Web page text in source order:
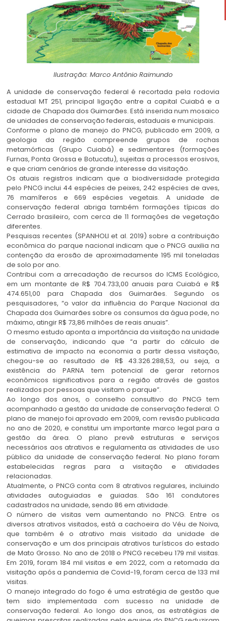
Ilustração: Marco Antônio Raimundo
A unidade de conservação federal é recortada pela rodovia
estadual MT 251, principal ligação entre a capital Cuiabá e a
cidade de Chapada dos Guimarães. Está inserida num mosaico
de unidades de conservação federais, estaduais e municipais.
Conforme o plano de manejo do PNCG, publicado em 2009, a
geologia da região compreende grupos de rochas
metamórficas (Grupo Cuiabá) e sedimentares (formações
Furnas, Ponta Grossa e Botucatu), sujeitas a processos erosivos,
e que criam cenários de grande interesse da visitação.
Os atuais registros indicam que a biodiversidade protegida
pelo PNCG inclui 44 espécies de peixes, 242 espécies de aves,
76 mamíferos e 669 espécies vegetais. A unidade de
conservação federal abriga também formações típicas do
Cerrado brasileiro, com cerca de 11 formações de vegetação
diferentes.
Pesquisas recentes (SPANHOLI et al. 2019) sobre a contribuição
econômica do parque nacional indicam que o PNCG auxilia na
contenção da erosão de aproximadamente 195 mil toneladas
de solo por ano.
Contribui com a arrecadação de recursos do ICMS Ecológico,
em um montante de R$ 704.733,00 anuais para Cuiabá e R$
474.651,00 para Chapada dos Guimarães. Segundo os
pesquisadores, “o valor da influência do Parque Nacional da
Chapada dos Guimarães sobre os consumos da água pode, no
máximo, atingir R$ 73,86 milhões de reais anuais”.
O mesmo estudo aponta a importância da visitação na unidade
de conservação, indicando que “a partir do cálculo de
estimativa de impacto na economia a partir dessa visitação,
chegou-se ao resultado de R$ 43.326.288,53, ou seja, a
existência do PARNA tem potencial de gerar retornos
econômicos significativos para a região através de gastos
realizados por pessoas que visitam o parque”.
Ao longo dos anos, o conselho consultivo do PNCG tem
acompanhado a gestão da unidade de conservação federal. O
plano de manejo foi aprovado em 2009, com revisão publicada
no ano de 2020, e constitui um importante marco legal para a
gestão da área. O plano prevê estruturas e serviços
necessários aos atrativos e regulamenta as atividades de uso
público da unidade de conservação federal. No plano foram
estabelecidas regras para a visitação e atividades
relacionadas.
Atualmente, o PNCG conta com 8 atrativos regulares, incluindo
atividades autoguiadas e guiadas. São 161 condutores
cadastrados na unidade, sendo 86 em atividade.
O número de visitas vem aumentando no PNCG. Entre os
diversos atrativos visitados, está a cachoeira do Véu de Noiva,
que também é o atrativo mais visitado da unidade de
conservação e um dos principais atrativos turísticos do estado
de Mato Grosso. No ano de 2018 o PNCG recebeu 179 mil visitas.
Em 2019, foram 184 mil visitas e em 2022, com a retomada da
visitação após a pandemia de Covid-19, foram cerca de 133 mil
visitas.
O manejo integrado do fogo é uma estratégia de gestão que
tem sido implementada com sucesso na unidade de
conservação federal. Ao longo dos anos, as estratégias de